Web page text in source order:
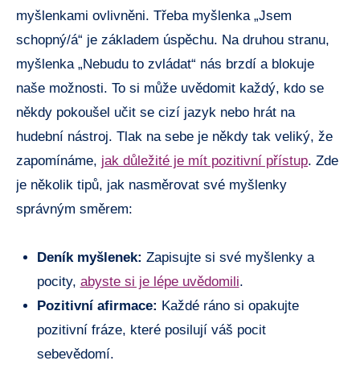
myšlenkami ovlivněni. Třeba myšlenka „Jsem
schopný/á“ je základem úspěchu. Na druhou stranu,
myšlenka „Nebudu to zvládat“ nás brzdí a blokuje
naše možnosti. To si může uvědomit každý, kdo se
někdy pokoušel učit se cizí jazyk nebo hrát na
hudební nástroj. Tlak na sebe je někdy tak veliký, že
zapomínáme, jak důležité je mít pozitivní přístup. Zde
je několik tipů, jak nasměrovat své myšlenky
správným směrem:
Deník myšlenek: Zapisujte si své myšlenky a
pocity, abyste si je lépe uvědomili.
Pozitivní afirmace: Každé ráno si opakujte
pozitivní fráze, které posilují váš pocit
sebevědomí.